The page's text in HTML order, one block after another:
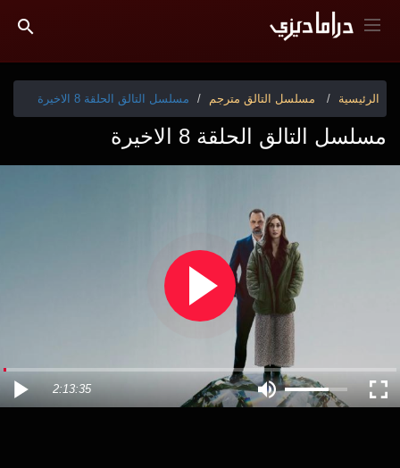
الرئيسية مسلسل التالق مترجم مسلسل التالق الحلقة 8 الاخيرة
مسلسل التالق الحلقة 8 الاخيرة
2:13:35